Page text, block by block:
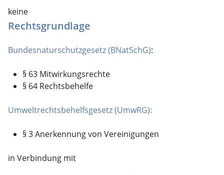
keine
Rechtsgrundlage
Bundesnaturschutzgesetz (BNatSchG):
§ 63 Mitwirkungsrechte
§ 64 Rechtsbehelfe
Umweltrechtsbehelfsgesetz (UmwRG):
§ 3 Anerkennung von Vereinigungen
in Verbindung mit